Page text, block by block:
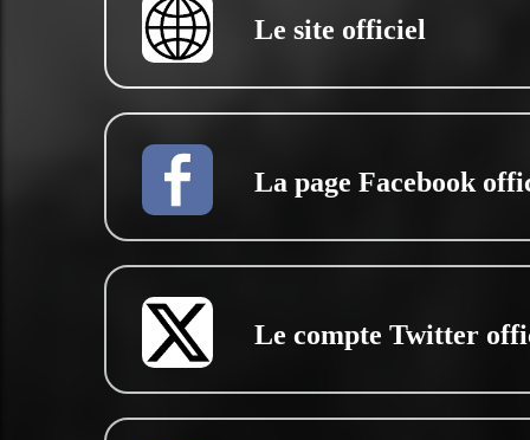
Le site officiel
La page Facebook
Le compte Twitter